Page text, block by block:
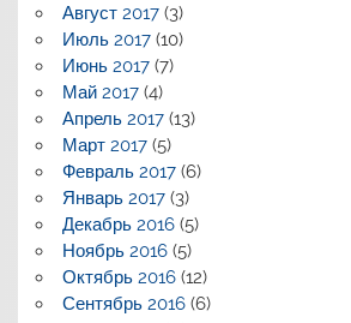
Август 2017(3)
Июль 2017(10)
Июнь 2017(7)
Май 2017(4)
Апрель 2017(13)
Март 2017(5)
Февраль 2017(6)
Январь 2017(3)
Декабрь 2016(5)
Ноябрь 2016(5)
Октябрь 2016(12)
Сентябрь 2016(6)